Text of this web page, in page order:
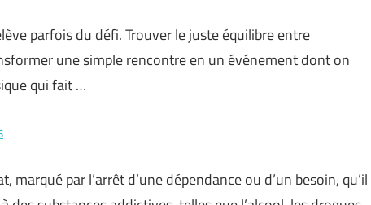
parfois du défi. Trouver le juste équilibre entre
une simple rencontre en un événement dont on
qui fait …
par l’arrêt d’une dépendance ou d’un besoin, qu’il